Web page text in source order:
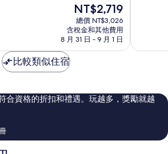
現
在
價
格
為
NT$2,719
總價 NT$3,026
含稅金和其他費用
8 月 31 日 - 9 月 1 日
夠
評
論
比較類似住宿
合資格的折扣和禮遇。玩越多，獎勵就越